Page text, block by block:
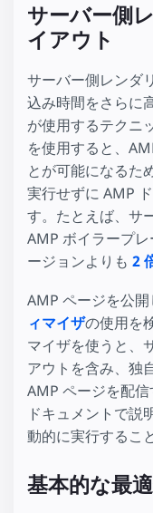
サーバー側
イアウト
サーバー側レンダ
込み時間をさらに
が使用するテクニ
を使用すると、
とが可能になるた
実行せずに AMP
す。たとえば、サ
AMP ボイラープ
ージョンよりも 2
AMP ページを公
ィマイザの使用を
マイザを使うと、
アウトを含み、独
AMP ページを配
ドキュメントで説
動的に実行するこ
基本的な最